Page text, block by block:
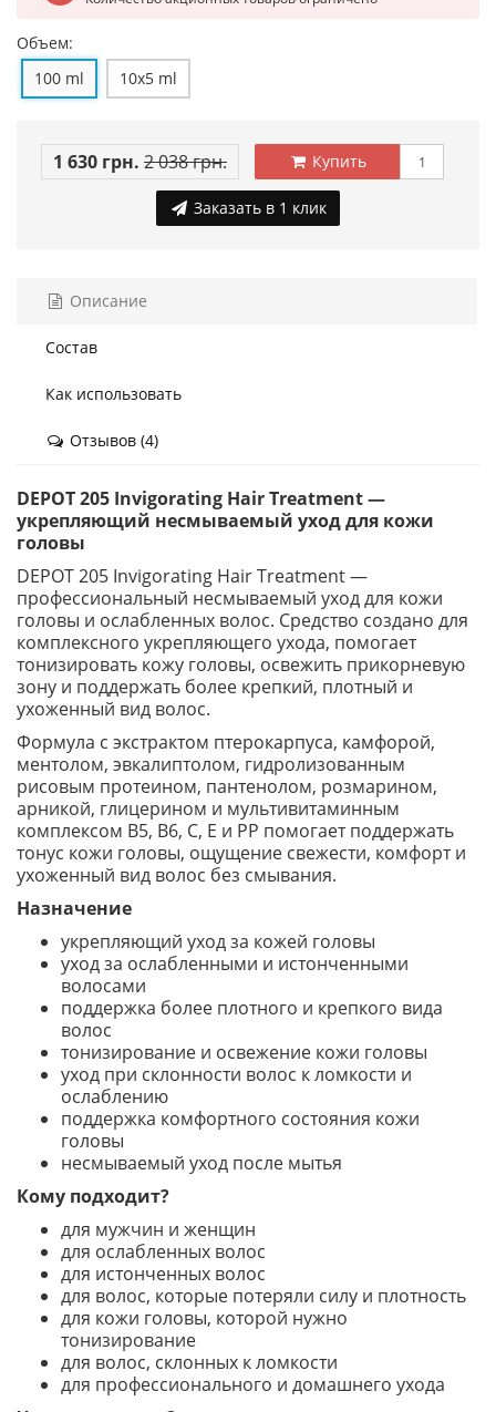
Объем:
100 ml
10x5 ml
1 630 грн. 2 038 грн. Купить
Заказать в 1 клик
Описание
Состав
Как использовать
Отзывов (4)
DEPOT 205 Invigorating Hair Treatment —
укрепляющий несмываемый уход для кожи
головы
DEPOT 205 Invigorating Hair Treatment —
профессиональный несмываемый уход для кожи
головы и ослабленных волос. Средство создано для
комплексного укрепляющего ухода, помогает
тонизировать кожу головы, освежить прикорневую
зону и поддержать более крепкий, плотный и
ухоженный вид волос.
Формула с экстрактом птерокарпуса, камфорой,
ментолом, эвкалиптолом, гидролизованным
рисовым протеином, пантенолом, розмарином,
арникой, глицерином и мультивитаминным
комплексом B5, B6, C, E и PP помогает поддержать
тонус кожи головы, ощущение свежести, комфорт и
ухоженный вид волос без смывания.
Назначение
укрепляющий уход за кожей головы
уход за ослабленными и истонченными
волосами
поддержка более плотного и крепкого вида
волос
тонизирование и освежение кожи головы
уход при склонности волос к ломкости и
ослаблению
поддержка комфортного состояния кожи
головы
несмываемый уход после мытья
Кому подходит?
для мужчин и женщин
для ослабленных волос
для истонченных волос
для волос, которые потеряли силу и плотность
для кожи головы, которой нужно
тонизирование
для волос, склонных к ломкости
для профессионального и домашнего ухода